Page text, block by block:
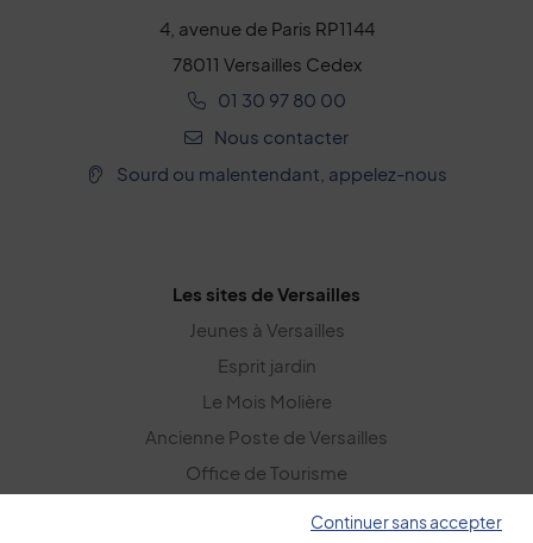
4, avenue de Paris RP1144
78011 Versailles Cedex
01 30 97 80 00
Nous contacter
Sourd ou malentendant, appelez-nous
Les sites de Versailles
Jeunes à Versailles
Esprit jardin
Le Mois Molière
Ancienne Poste de Versailles
Office de Tourisme
Continuer sans accepter